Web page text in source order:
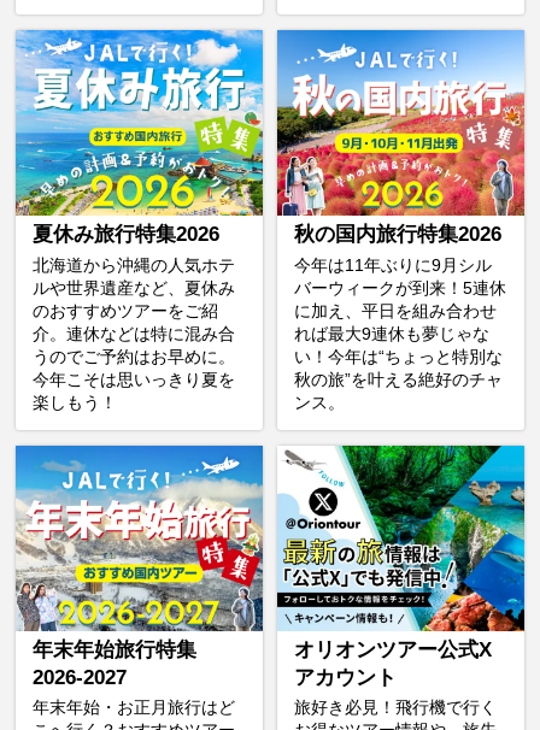
夏休み旅行特集2026
北海道から沖縄の人気ホテ
ルや世界遺産など、夏休み
のおすすめツアーをご紹
介。連休などは特に混み合
うのでご予約はお早めに。
今年こそは思いっきり夏を
楽しもう！
秋の国内旅行特集2026
今年は11年ぶりに9月シル
バーウィークが到来！5連休
に加え、平日を組み合わせ
れば最大9連休も夢じゃな
い！今年は“ちょっと特別な
秋の旅”を叶える絶好のチャ
ンス。
年末年始旅行特集
2026-2027
年末年始・お正月旅行はど
オリオンツアー公式X
アカウント
旅好き必見！飛行機で行く